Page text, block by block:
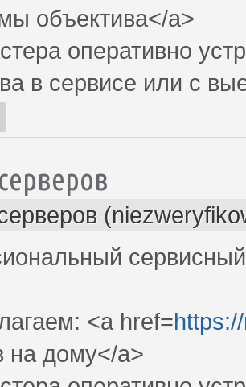
объектива</a>
оперативно
в сервисе или с
<a href=
на дому</a>